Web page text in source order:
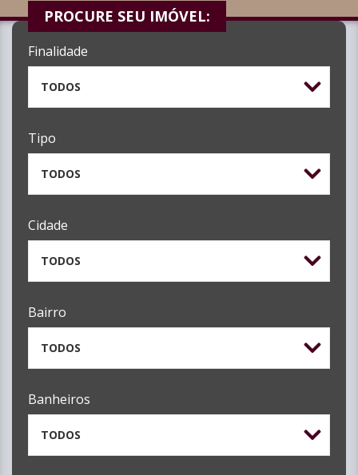
PROCURE SEU IMÓVEL:
Finalidade
TODOS
Tipo
TODOS
Cidade
TODOS
Bairro
TODOS
Banheiros
TODOS